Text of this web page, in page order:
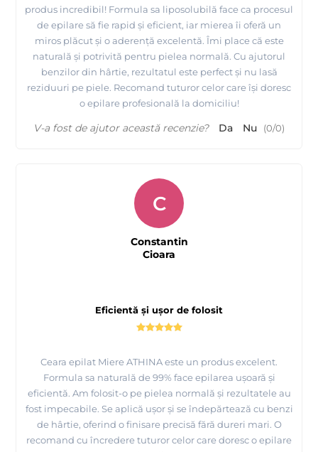
produs incredibil! Formula sa liposolubilă face ca procesul
de epilare să fie rapid și eficient, iar mierea îi oferă un
miros plăcut și o aderență excelentă. Îmi place că este
naturală și potrivită pentru pielea normală. Cu ajutorul
benzilor din hârtie, rezultatul este perfect și nu lasă
reziduuri pe piele. Recomand tuturor celor care își doresc
o epilare profesională la domiciliu!
V-a fost de ajutor această recenzie? Da Nu (0/0)
Eficientă și ușor de folosit
Ceara epilat Miere ATHINA este un produs excelent.
Formula sa naturală de 99% face epilarea ușoară și
eficientă. Am folosit-o pe pielea normală și rezultatele au
fost impecabile. Se aplică ușor și se îndepărtează cu benzi
de hârtie, oferind o finisare precisă fără dureri mari. O
recomand cu încredere tuturor celor care doresc o epilare
C
Constantin
Cioara